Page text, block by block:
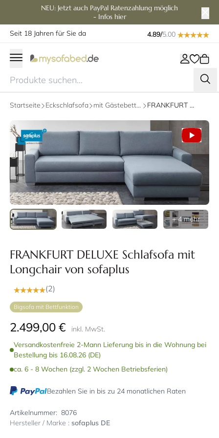
NEU: Jetzt auch PayPal Ratenzahlung möglich
- Infos hier
Seit 18 Jahren für Sie da
4.89/5.00
Startseite Eckschlafsofa mit Gästebettfunktion FRANKFURT DELUXE Schlafsofa mit Longchair von sofaplus
+ 4 mehr
FRANKFURT DELUXE Schlafsofa mit
Longchair von sofaplus
(2)
Bigsofa mit Bettfunktion
2.499,00 €
inkl. MwSt.
Versandkostenfreie 2-Mann Lieferung bis in die Wohnung bei
Bestellung bis 16.08.26 (DE)
ca. 6 - 8 Wochen (zzgl. 2 Wochen Betriebsferien)
Bezahlen Sie in bis zu 24 monatlichen Raten
Artikelnummer: 8076
Hersteller / Marke : sofaplus DE